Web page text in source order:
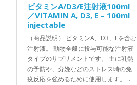
ビタミンA/D3/E注射液100ml
／VITAMIN A, D3, E – 100ml
injectable
（商品説明） ビタミンA、D3、Eを含む
注射液。 動物全般に投与可能な注射液
タイプのサプリメントです。 主に乳熱
の予防や、分娩などのストレス時の免
疫反応を強めるために使用します。 ..